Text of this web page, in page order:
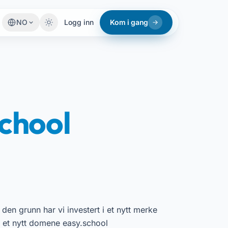
NO Logg inn Kom i gang
den grunn har vi investert i et nytt merke
et nytt domene easy.school